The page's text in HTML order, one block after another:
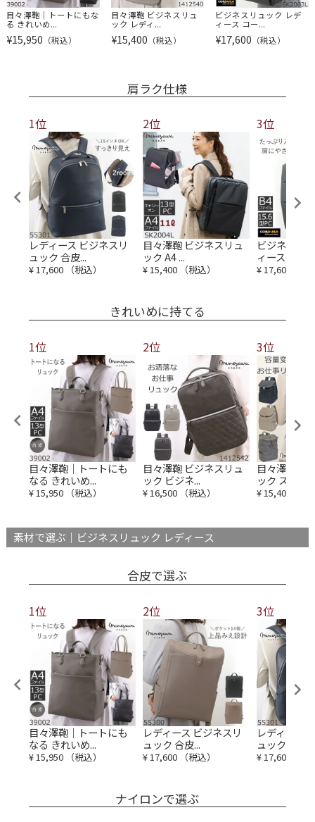
目々澤鞄｜トートにもな
る きれいめ...
¥15,950 （税込）
目々澤鞄 ビジネスリュ
ック レディ...
¥15,400 （税込）
ビジネスリュック レデ
ィース コー...
¥17,600 （税込）
肩ラク仕様
1位
レディース ビジネスリ
ュック 合皮...
¥17,600 （税込）
2位
目々澤鞄 ビジネスリュ
ック A4 ...
¥15,400 （税込）
3位
ビジネスリ
ィース コー...
¥17,600
きれいめに持てる
1位
目々澤鞄｜トートにも
なる きれいめ...
¥15,950 （税込）
2位
目々澤鞄 ビジネスリュ
ック ビジネ...
¥16,500 （税込）
3位
目々澤鞄 ビ
ック スクエ...
¥15,400
素材で選ぶ｜ビジネスリュック レディース
合皮で選ぶ
1位
目々澤鞄｜トートにも
なる きれいめ...
¥ 15,950 （税込）
2位
レディース ビジネスリ
ュック 合皮...
¥ 17,600 （税込）
3位
レディース
ュック 合皮...
¥ 17,600
ナイロンで選ぶ